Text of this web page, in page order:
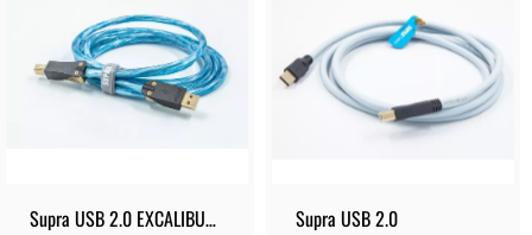
Supra USB 2.0 EXCALIBUR Supra USB 2.0